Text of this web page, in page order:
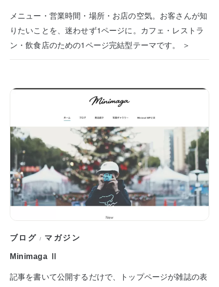
メニュー・営業時間・場所・お店の空気。お客さんが知
りたいことを、迷わせず1ページに。カフェ・レストラ
ン・飲食店のための1ページ完結型テーマです。 ＞
ブログ / マガジン
Minimaga Ⅱ
記事を書いて公開するだけで、トップページが雑誌の表